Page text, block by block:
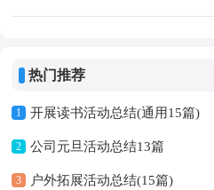
热门推荐
1 开展读书活动总结(通用15篇)
2 公司元旦活动总结13篇
3 户外拓展活动总结(15篇)